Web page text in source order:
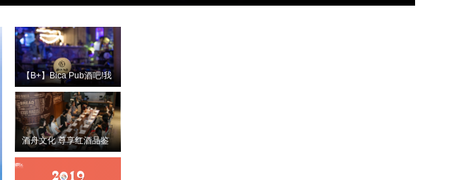
【B+】Bica Pub酒吧!我
有酒，你有故事么？
酒舟文化 尊享红酒品鉴
时刻